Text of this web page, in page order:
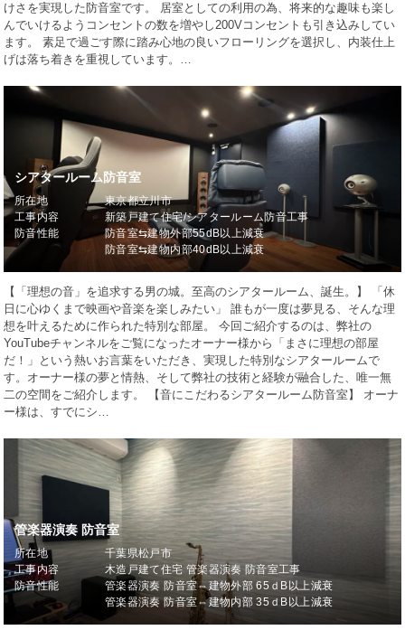
けさを実現した防音室です。 居室としての利用の為、将来的な趣味も楽し
んでいけるようコンセントの数を増やし200Vコンセントも引き込みしてい
ます。 素足で過ごす際に踏み心地の良いフローリングを選択し、内装仕上
げは落ち着きを重視しています。…
シアタールーム防音室
所在地
東京都立川市
工事内容
新築戸建て住宅/シアタールーム防音工事
防音性能
防音室⇆建物外部55dB以上減衰
防音室⇆建物内部40dB以上減衰
【「理想の音」を追求する男の城。至高のシアタールーム、誕生。】 「休
日に心ゆくまで映画や音楽を楽しみたい」 誰もが一度は夢見る、そんな理
想を叶えるために作られた特別な部屋。 今回ご紹介するのは、弊社の
YouTubeチャンネルをご覧になったオーナー様から「まさに理想の部屋
だ！」という熱いお言葉をいただき、実現した特別なシアタールームで
す。オーナー様の夢と情熱、そして弊社の技術と経験が融合した、唯一無
二の空間をご紹介します。 【音にこだわるシアタールーム防音室】 オーナ
ー様は、すでにシ…
管楽器演奏 防音室
所在地
千葉県松戸市
工事内容
木造戸建て住宅 管楽器演奏 防音室工事
防音性能
管楽器演奏 防音室⇔建物外部 65ｄB以上減衰
管楽器演奏 防音室⇔建物内部 35ｄB以上減衰